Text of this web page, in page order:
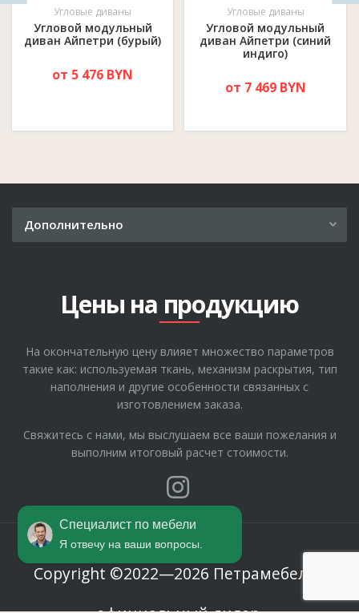
Специалист по мебели
Я отвечу на ваши вопросы.
Угловые диваны
Угловой модульный
диван Айпетри (бурый)
от 5 476 BYN
Угловые диваны
Угловой модульный
диван Айпетри (синий
индиго)
от 7 469 BYN
Дополнительно
О компании
Отзывы
Полезные статьи
Цены на продукцию
На окончательную цену влияет множество параметров
такие как: используемая ткань, механизм раскрытия, тип
наполнения и другие особенности связанных с
изготовлением заказа.
Свяжитесь с нами, мы выслушаем все ваши пожелания и
выполним итоговый расчет стоимости.
Copyright ©2022—2026 Петрамебель -